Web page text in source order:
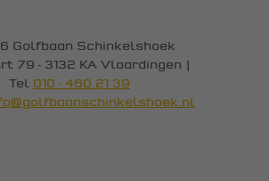
Golfbaan Schinkelshoek
79 - 3132 KA Vlaardingen |
Tel 010 - 460 21 39